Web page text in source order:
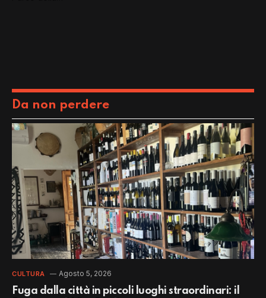
Da non perdere
CULTURA Agosto 5, 2026
Fuga dalla città in piccoli luoghi straordinari: il